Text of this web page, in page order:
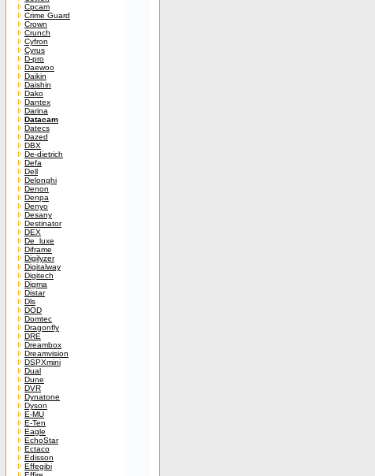
Cpcam
Crime Guard
Crown
Crunch
Cyfron
Cyrus
D-pro
Daewoo
Daikin
Daishin
Dako
Dantex
Darina
Datacam
Datecs
Dazed
DBX
De-dietrich
Defa
Dell
Delonghi
Denon
Denpa
Denyo
Desany
Destinator
DEX
De_luxe
Diframe
Digilyzer
Digitalway
Digitech
Digma
Distar
Dls
DOD
Domtec
Dragonfly
DRE
Dreambox
Dreamvision
DSPXmini
Dual
Dune
DVR
Dynatone
Dyson
E-MU
E-Ten
Eagle
EchoStar
Ectaco
Edisson
Effegibi